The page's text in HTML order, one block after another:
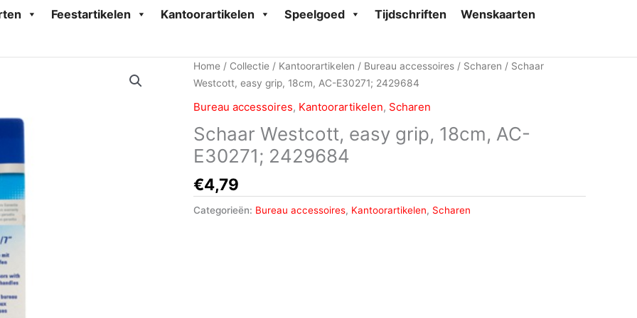
Feestartikelen Kantoorartikelen Speelgoed Tijdschriften
Wenskaarten
Home / Collectie / Kantoorartikelen / Bureau accessoires / Scharen / Schaar
Westcott, easy grip, 18cm, AC-E30271; 2429684
Bureau accessoires, Kantoorartikelen, Scharen
Schaar Westcott, easy grip, 18cm, AC-
E30271; 2429684
€4,79
Categorieën: Bureau accessoires, Kantoorartikelen, Scharen